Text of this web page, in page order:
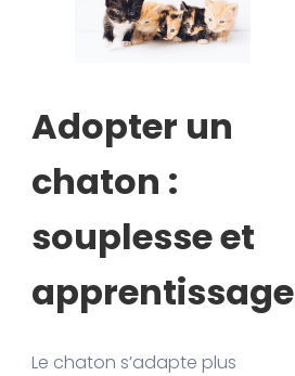
Adopter un
chaton :
souplesse et
apprentissage
Le chaton s’adapte plus